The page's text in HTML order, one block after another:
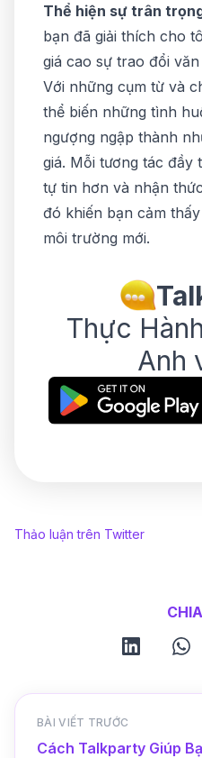
Thể hiện sự trân
bạn đã giải thích cho
giá cao sự trao đổi văn
Với những cụm từ và
thể biến những tình
ngượng ngập thành
giá. Mỗi tương tác đầy
tự tin hơn và nhận
đó khiến bạn cảm
môi trường mới.
Thực
Anh
Thảo luận trên Twitter
linkedin
BÀI VIẾT TRƯỚC
Cách Talkparty Giúp